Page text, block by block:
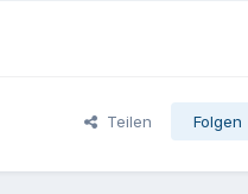
Teilen Folgen